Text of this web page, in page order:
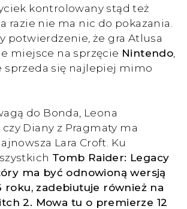
kontrolowany stąd też
razie nie ma nic do pokazania.
potwierdzenie, że gra Atlusa
miejsce na sprzęcie Nintendo
sprzeda się najlepiej mimo
do Bonda, Leona
Diany z Pragmaty ma
Lara Croft. Ku
Tomb Raider: Legacy
ma być odnowioną wersją
roku, zadebiutuje również na
2. Mowa tu o premierze 12